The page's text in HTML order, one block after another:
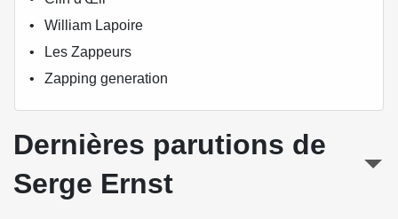
William Lapoire
Les Zappeurs
Zapping generation
Dernières parutions de
Serge Ernst